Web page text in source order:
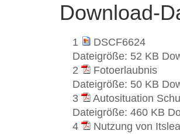
Download-
1
DSCF6624
Dateigröße: 52 KB
2
Fotoerlaubnis
Dateigröße: 50 KB
3
Autosituation
Dateigröße: 460 KB
4
Nutzung von